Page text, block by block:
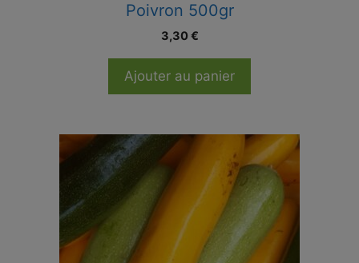
Poivron 500gr
3,30€
Ajouter au panier